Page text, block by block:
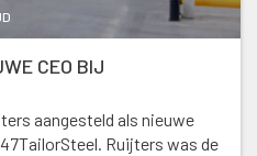
CEO BIJ
aangesteld als nieuwe
Ruijters was de